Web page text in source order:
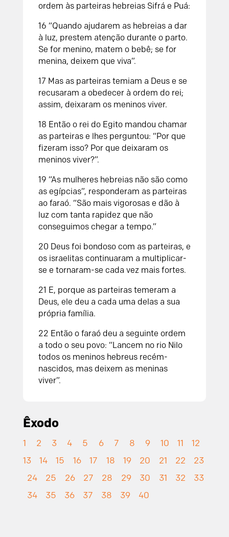
ordem às parteiras hebreias Sifrá e Puá:
16 “Quando ajudarem as hebreias a dar
à luz, prestem atenção durante o parto.
Se for menino, matem o bebê; se for
menina, deixem que viva”.
17 Mas as parteiras temiam a Deus e se
recusaram a obedecer à ordem do rei;
assim, deixaram os meninos viver.
18 Então o rei do Egito mandou chamar
as parteiras e lhes perguntou: “Por que
fizeram isso? Por que deixaram os
meninos viver?”.
19 “As mulheres hebreias não são como
as egípcias”, responderam as parteiras
ao faraó. “São mais vigorosas e dão à
luz com tanta rapidez que não
conseguimos chegar a tempo.”
20 Deus foi bondoso com as parteiras, e
os israelitas continuaram a multiplicar-
se e tornaram-se cada vez mais fortes.
21 E, porque as parteiras temeram a
Deus, ele deu a cada uma delas a sua
própria família.
22 Então o faraó deu a seguinte ordem
a todo o seu povo: “Lancem no rio Nilo
todos os meninos hebreus recém-
nascidos, mas deixem as meninas
viver”.
Êxodo
1 2 3 4 5 6 7 8 9 10 11
12
13
14 15 16 17 18 19 20 21 22
23
24
25 26 27 28 29 30 31 32
33
34
35 36 37 38 39 40